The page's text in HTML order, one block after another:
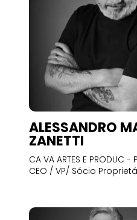
ALESSANDRO
ZANETTI
CA VA ARTES E PRODUC
CEO / VP/ Sócio